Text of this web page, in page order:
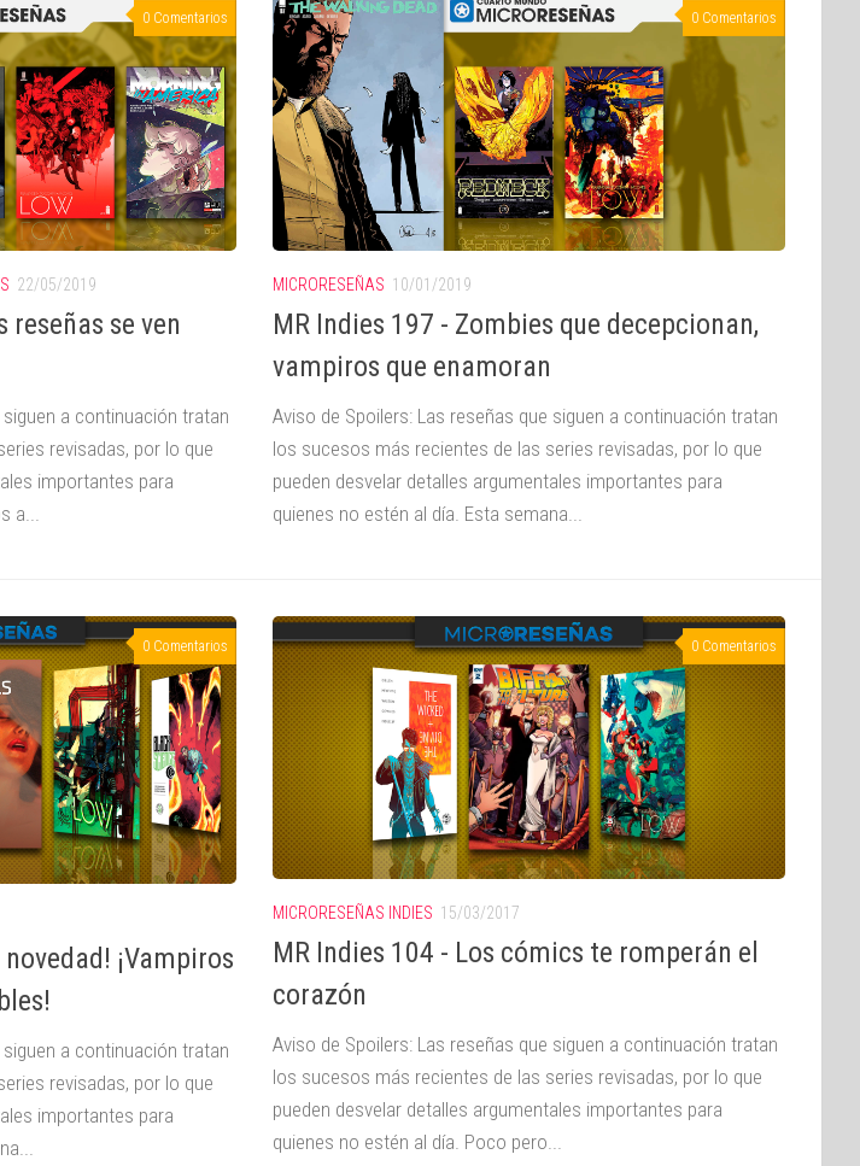
0 Comentarios
22/05/2019
reseñas se ven
a continuación tratan
revisadas, por lo que
importantes para
a...
0 Comentarios
MICRORESEÑAS 10/01/2019
MR Indies 197 - Zombies que decepcionan,
vampiros que enamoran
Aviso de Spoilers: Las reseñas que siguen a continuación tratan
los sucesos más recientes de las series revisadas, por lo que
pueden desvelar detalles argumentales importantes para
quienes no estén al día. Esta semana...
0 Comentarios
¡Vampiros
a continuación tratan
revisadas, por lo que
importantes para
0 Comentarios
MICRORESEÑAS INDIES 15/03/2017
MR Indies 104 - Los cómics te romperán el
corazón
Aviso de Spoilers: Las reseñas que siguen a continuación tratan
los sucesos más recientes de las series revisadas, por lo que
pueden desvelar detalles argumentales importantes para
quienes no estén al día. Poco pero...